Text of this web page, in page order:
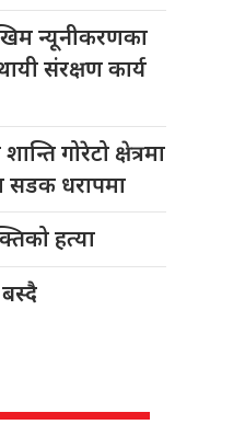
न्यूनीकरणका
संरक्षण कार्य
गोरेटो क्षेत्रमा
सडक धरापमा
हत्या